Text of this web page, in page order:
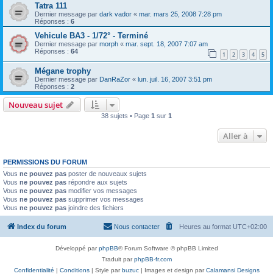
Tatra 111
Dernier message par dark vador « mar. mars 25, 2008 7:28 pm
Réponses : 6
Vehicule BA3 - 1/72° - Terminé
Dernier message par morph « mar. sept. 18, 2007 7:07 am
Réponses : 64 1 2 3 4 5
Mégane trophy
Dernier message par DanRaZor « lun. juil. 16, 2007 3:51 pm
Réponses : 2
Nouveau sujet
38 sujets • Page 1 sur 1
Aller à
PERMISSIONS DU FORUM
Vous ne pouvez pas poster de nouveaux sujets
Vous ne pouvez pas répondre aux sujets
Vous ne pouvez pas modifier vos messages
Vous ne pouvez pas supprimer vos messages
Vous ne pouvez pas joindre des fichiers
Index du forum Heures au format UTC+02:00
Nous contacter
Développé parphpBB® Forum Software © phpBB Limited
Traduit parphpBB-fr.com
Confidentialité | Conditions| Style parbuzuc| Images et design parCalamansi Designs